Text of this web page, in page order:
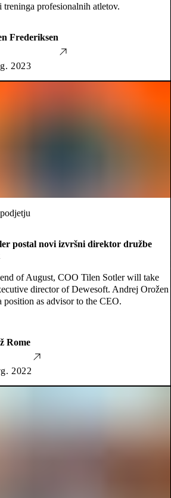
treninga profesionalnih atletov.
Frederiksen
2023
postal novi izvršni direktor družbe
of August, COO Tilen Sotler will take
director of Dewesoft. Andrej Orožen
position as advisor to the CEO.
Rome
2022